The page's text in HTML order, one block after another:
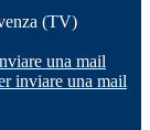
(TV)
una mail
inviare una mail